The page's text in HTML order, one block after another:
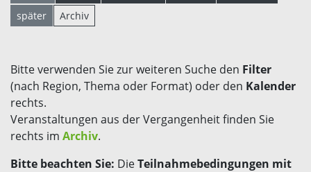
später
Archiv
Bitte verwenden Sie zur weiteren Suche den Filter
(nach Region, Thema oder Format) oder den Kalender
rechts.
Veranstaltungen aus der Vergangenheit finden Sie
rechts im Archiv.
Bitte beachten Sie: DieTeilnahmebedingungen mit